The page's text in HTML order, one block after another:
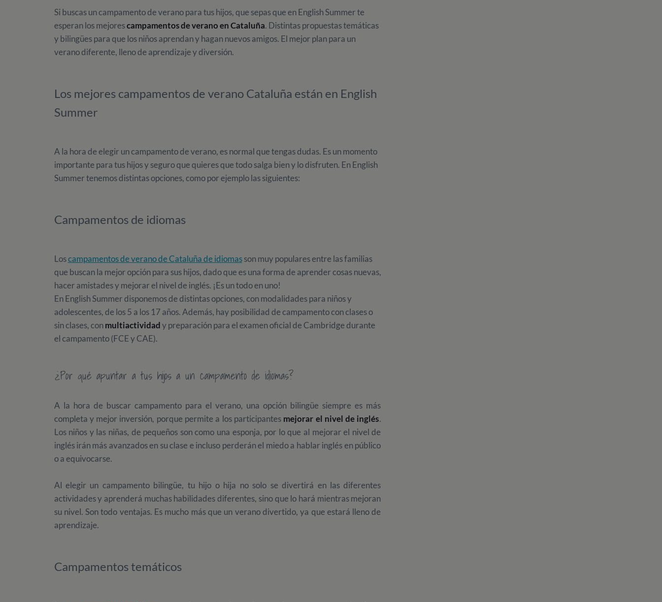
Si buscas un campamento de verano para tus hijos, que sepas que en English Summer te
esperan los mejorescampamentos de verano en Cataluña. Distintas propuestas temáticas
y bilingües para que los niños aprendan y hagan nuevos amigos. El mejor plan para un
verano diferente, lleno de aprendizaje y diversión.
Los mejores campamentos de verano Cataluña están en English
Summer
A la hora de elegir un campamento de verano, es normal que tengas dudas. Es un momento
importante para tus hijos y seguro que quieres que todo salga bien y lo disfruten. En English
Summer tenemos distintas opciones, como por ejemplo las siguientes:
Campamentos de idiomas
Loscampamentos de verano de Cataluña de idiomasson muy populares entre las familias
que buscan la mejor opción para sus hijos, dado que es una forma de aprender cosas nuevas,
hacer amistades y mejorar el nivel de inglés. ¡Es un todo en uno!
En English Summer disponemos de distintas opciones, con modalidades para niños y
adolescentes, de los 5 a los 17 años. Además, hay posibilidad de campamento con clases o
sin clases, conmultiactividady preparación para el examen oficial de Cambridge durante
el campamento (FCE y CAE).
¿Por qué apuntar a tus hijos a un campamento de idiomas?
A la hora de buscar campamento para el verano, una opción bilingüe siempre es más
completa y mejor inversión, porque permite a los participantes mejorar el nivel de inglés.
Los niños y las niñas, de pequeños son como una esponja, por lo que al mejorar el nivel de
inglés irán más avanzados en su clase e incluso perderán el miedo a hablar inglés en público
o a equivocarse.
Al elegir un campamento bilingüe, tu hijo o hija no solo se divertirá en las diferentes
actividades y aprenderá muchas habilidades diferentes, sino que lo hará mientras mejoran
su nivel. Son todo ventajas. Es mucho más que un verano divertido, ya que estará lleno de
aprendizaje.
Campamentos temáticos